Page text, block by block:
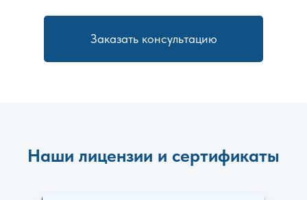
Заказать консультацию
Наши лицензии и сертификаты